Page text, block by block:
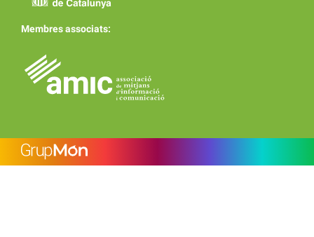
Membres associats: